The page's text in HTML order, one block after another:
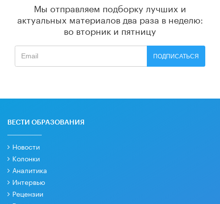
Мы отправляем подборку лучших и
актуальных материалов два раза в неделю:
во вторник и пятницу
ПОДПИСАТЬСЯ
ВЕСТИ ОБРАЗОВАНИЯ
Новости
Колонки
Аналитика
Интервью
Рецензии